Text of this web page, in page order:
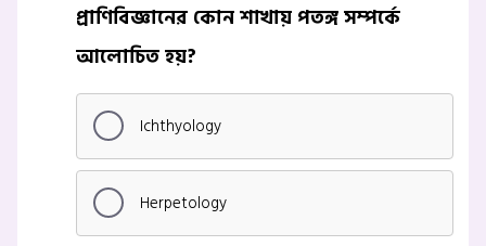
প্রাণিবিজ্ঞানের কোন শাখায় পতঙ্গ সম্পর্কে
আলোচিত হয়?
Ichthyology
Herpetology